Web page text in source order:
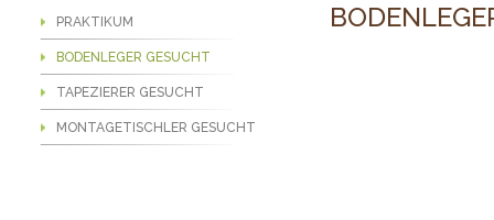
PRAKTIKUM
BODENLEGER GESUCHT
TAPEZIERER GESUCHT
MONTAGETISCHLER GESUCHT